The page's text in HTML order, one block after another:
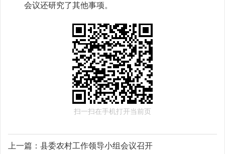
会议还研究了其他事项。
扫一扫在手机打开当前页
上一篇： 县委农村工作领导小组会议召开